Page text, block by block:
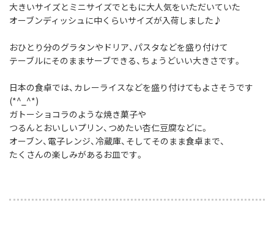
大きいサイズとミニサイズでともに大人気をいただいていた
オーブンディッシュに中くらいサイズが入荷しました♪
おひとり分のグラタンやドリア、パスタなどを盛り付けて
テーブルにそのままサーブできる、ちょうどいい大きさです。
日本の食卓では、カレーライスなどを盛り付けてもよさそうです
(*^_^*)
ガトーショコラのような焼き菓子や
つるんとおいしいプリン、つめたい杏仁豆腐などに。
オーブン、電子レンジ、冷蔵庫、そしてそのまま食卓まで、
たくさんの楽しみがあるお皿です。